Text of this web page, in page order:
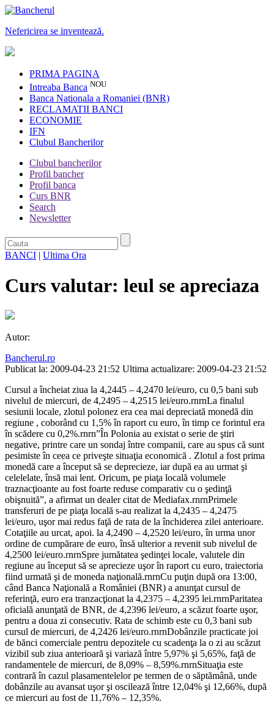
Nefericirea se inventează.
PRIMA PAGINA
Intreaba Banca NOU
Banca Nationala a Romaniei (BNR)
RECLAMATII BANCI
ECONOMIE
IFN
Clubul Bancherilor
Clubul bancherilor
Profil bancher
Profil banca
Curs BNR
Search
Newsletter
BANCI | Ultima Ora
Curs valutar: leul se apreciaza
Autor:
Bancherul.ro
Publicat la: 2009-04-23 21:52 Ultima actualizare: 2009-04-23 21:52
Cursul a încheiat ziua la 4,2445 – 4,2470 lei/euro, cu 0,5 bani sub
nivelul de miercuri, de 4,2495 – 4,2515 lei/euro.rnrnLa finalul
sesiunii locale, zlotul polonez era cea mai depreciată monedă din
regiune , coborând cu 1,5% în raport cu euro, în timp ce forintul era
în scădere cu 0,2%.rnrn”În Polonia au existat o serie de ştiri
negative, printre care un sondaj între companii, care au spus că sunt
pesimiste în ceea ce priveşte situaţia economică . Zlotul a fost prima
monedă care a început să se deprecieze, iar după ea au urmat şi
celelelate, însă mai lent. Oricum, pe piaţa locală volumele
traznacţioante au fost foarte reduse comparativ cu o şedinţă
obişnuită”, a afirmat un dealer citat de Mediafax.rnrnPrimele
transferuri de pe piaţa locală s-au realizat la 4,2435 – 4,2475
lei/euro, uşor mai redus faţă de rata de la închiderea zilei anterioare.
Cotaţiile au urcat, apoi. la 4,2490 – 4,2520 lei/euro, în urma unor
ordine de cumpărare de euro, însă ulterior a revenit sub nivelul de
4,2500 lei/euro.rnrnSpre jumătatea şedinţei locale, valutele din
regiune au început să se aprecieze uşor în raport cu euro, traiectoria
fiind urmată şi de moneda naţională.rnrnCu puţin după ora 13:00,
când Banca Naţională a României (BNR) a anunţat cursul de
referinţă, euro era tranzacţionat la 4,2375 – 4,2395 lei.rnrnParitatea
oficială anunţată de BNR, de 4,2396 lei/euro, a scăzut foarte uşor,
pentru a doua zi consecutiv. Rata de schimb este cu 0,3 bani sub
cursul de miercuri, de 4,2426 lei/euro.rnrnDobânzile practicate joi
de bănci comerciale pentru depozitele cu scadenţa la o zi au scăzut
vizibil sub ziua anterioară şi variază între 5,97% şi 5,65%, faţă de
randamentele de miercuri, de 8,09% – 8,59%.rnrnSituaţia este
contrară în cazul plasamentelelor pe termen de o săptămână, unde
dobânzile au avansat uşor şi oscilează între 12,04% şi 12,66%, după
ce miercuri au fost de 11,76% – 12,35%.